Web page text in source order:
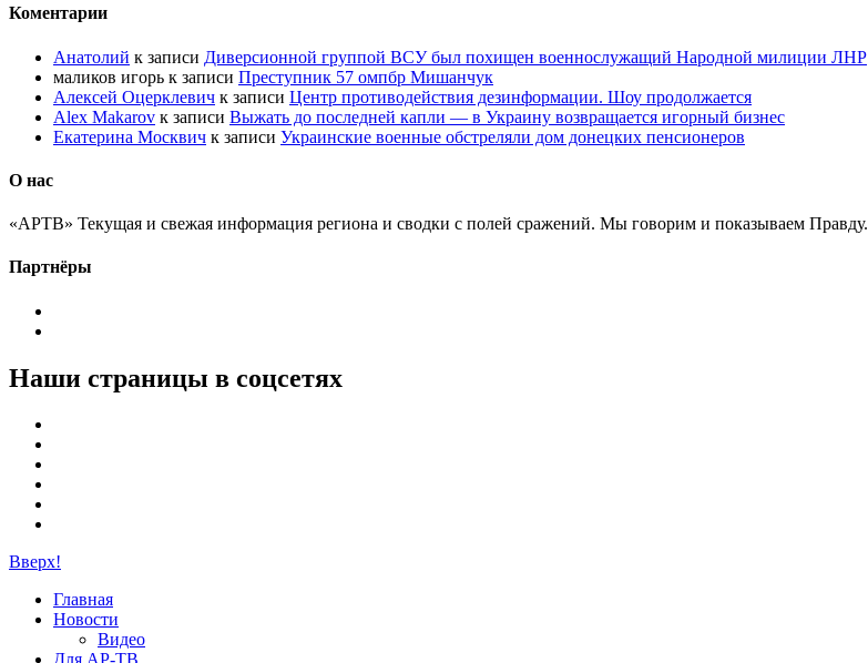
Коментарии
Анатолий к записи Диверсионной группой ВСУ был похищен военнослужащий Народной милиции ЛНР
маликов игорь к записи Преступник 57 омпбр Мишанчук
Алексей Оцерклевич к записи Центр противодействия дезинформации. Шоу продолжается
Alex Makarov к записи Выжать до последней капли — в Украину возвращается игорный бизнес
Екатерина Москвич к записи Украинские военные обстреляли дом донецких пенсионеров
О нас
«АРТВ» Текущая и свежая информация региона и сводки с полей сражений. Мы говорим и показываем Правду.
Партнёры
Наши страницы в соцсетях
Вверх!
Главная
Новости
Видео